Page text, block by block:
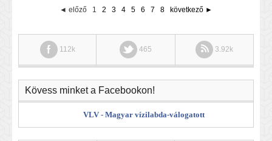
◄ előző 1 2 3 4 5 6 7 8 következő ►
112k 465 3.92k
Kövess minket a Facebookon!
VLV - Magyar vízilabda-válogatott